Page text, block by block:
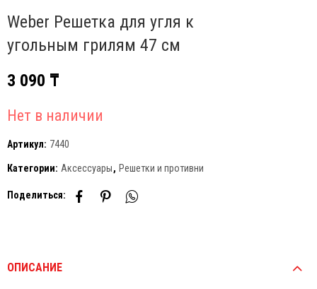
Weber Решетка для угля к
угольным грилям 47 см
3 090 ₸
Нет в наличии
Артикул: 7440
Категории: Аксессуары, Решетки и противни
Поделиться:
ОПИСАНИЕ